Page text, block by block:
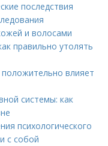
последствия
и волосами
правильно утолять
влияет
системы: как
психологического
с собой